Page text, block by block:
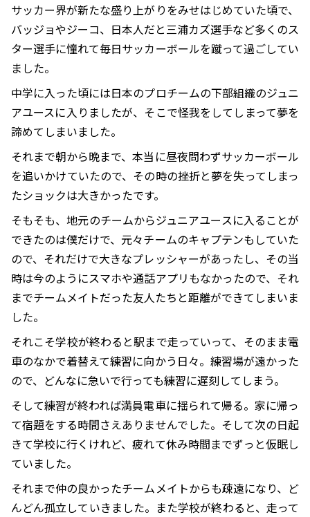
サッカー界が新たな盛り上がりをみせはじめていた頃で、
バッジョやジーコ、日本人だと三浦カズ選手など多くのス
ター選手に憧れて毎日サッカーボールを蹴って過ごしてい
ました。
中学に入った頃には日本のプロチームの下部組織のジュニ
アユースに入りましたが、そこで怪我をしてしまって夢を
諦めてしまいました。
それまで朝から晩まで、本当に昼夜問わずサッカーボール
を追いかけていたので、その時の挫折と夢を失ってしまっ
たショックは大きかったです。
そもそも、地元のチームからジュニアユースに入ることが
できたのは僕だけで、元々チームのキャプテンもしていた
ので、それだけで大きなプレッシャーがあったし、その当
時は今のようにスマホや通話アプリもなかったので、それ
までチームメイトだった友人たちと距離ができてしまいま
した。
それこそ学校が終わると駅まで走っていって、そのまま電
車のなかで着替えて練習に向かう日々。練習場が遠かった
ので、どんなに急いで行っても練習に遅刻してしまう。
そして練習が終われば満員電車に揺られて帰る。家に帰っ
て宿題をする時間さえありませんでした。そして次の日起
きて学校に行くけれど、疲れて休み時間までずっと仮眠し
ていました。
それまで仲の良かったチームメイトからも疎遠になり、ど
んどん孤立していきました。また学校が終わると、走って